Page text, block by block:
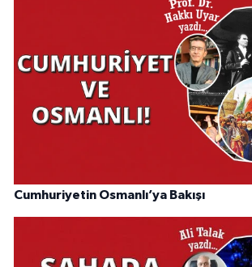
Cumhuriyetin Osmanlı’ya Bakışı